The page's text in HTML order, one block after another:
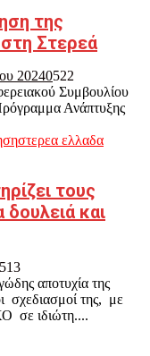
της
Στερεά
20240522
Συμβουλίου
Ανάπτυξης
στερεα ελλαδα
τους
και
513
αποτυχία της
σχεδιασμοί της, με
σε ιδιώτη....